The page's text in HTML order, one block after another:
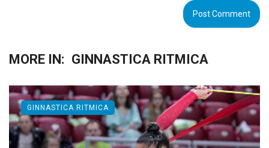
MORE IN: GINNASTICA RITMICA
GINNASTICA RITMICA